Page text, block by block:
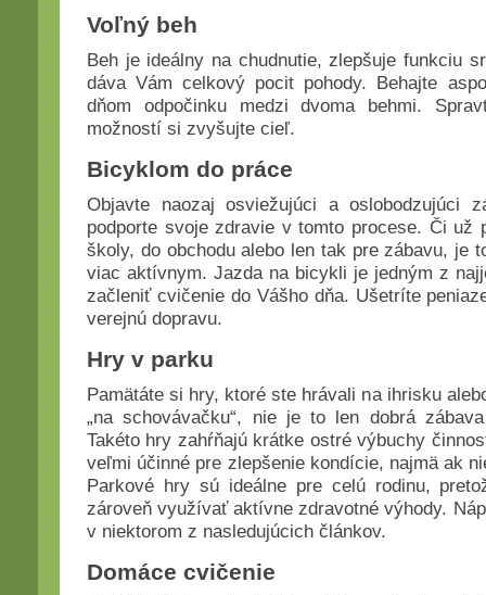
Voľný beh
Beh je ideálny na chudnutie, zlepšuje funkciu
dáva Vám celkový pocit pohody. Behajte
dňom odpočinku medzi dvoma behmi.
možností si zvyšujte cieľ.
Bicyklom do práce
Objavte naozaj osviežujúci a oslobodzujúci
podporte svoje zdravie v tomto procese. Či už
školy, do obchodu alebo len tak pre zábavu, je
viac aktívnym. Jazda na bicykli je jedným z
začleniť cvičenie do Vášho dňa. Ušetríte
verejnú dopravu.
Hry v parku
Pamätáte si hry, ktoré ste hrávali na ihrisku
„na schovávačku“, nie je to len dobrá
Takéto hry zahŕňajú krátke ostré výbuchy
veľmi účinné pre zlepšenie kondície, najmä ak
Parkové hry sú ideálne pre celú rodinu,
zároveň využívať aktívne zdravotné výhody.
v niektorom z nasledujúcich článkov.
Domáce cvičenie